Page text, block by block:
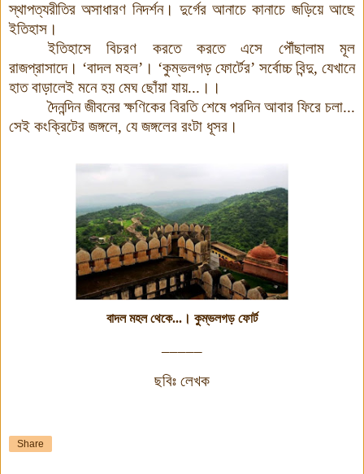
স্থাপত্যরীতির অসাধারণ নিদর্শন। দুর্গের আনাচে কানাচে জড়িয়ে আছে
ইতিহাস।
ইতিহাসে বিচরণ করতে করতে এসে পৌঁছালাম মূল
রাজপ্রাসাদে। ‘বাদল মহল’। ‘কুম্ভলগড় ফোর্টের’ সর্বোচ্চ বিন্দু, যেখানে
হাত বাড়ালেই মনে হয় মেঘ ছোঁয়া যায়... ।।
দৈনন্দিন জীবনের ক্ষণিকের বিরতি শেষে পরদিন আবার ফিরে চলা...
সেই কংক্রিটের জঙ্গলে, যে জঙ্গলের রংটা ধূসর।
বাদল মহল থেকে...। কুম্ভলগড় ফোর্ট
ছবিঃ লেখক
Share